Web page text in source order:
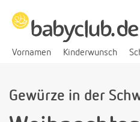
Vornamen Kinderwunsch
Gewürze in der